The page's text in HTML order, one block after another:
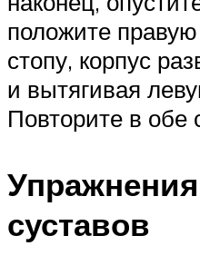
положите
стопу, корпус
и вытягивая
Повторите в обе
суставов